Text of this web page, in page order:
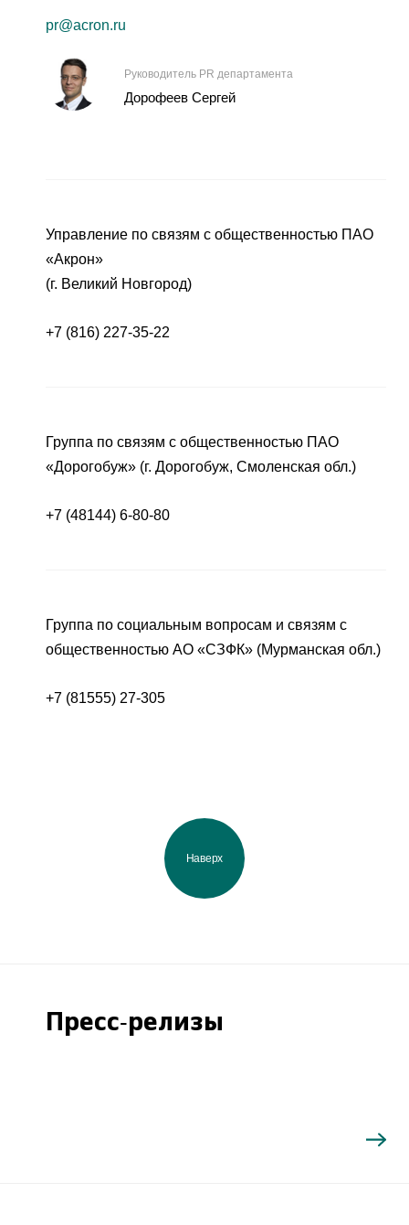
pr@acron.ru
Руководитель PR департамента
Дорофеев Сергей
Управление по связям с общественностью ПАО
«Акрон»
(г. Великий Новгород)
+7 (816) 227-35-22
Группа по связям с общественностью ПАО
«Дорогобуж» (г. Дорогобуж, Смоленская обл.)
+7 (48144) 6-80-80
Группа по социальным вопросам и связям с
общественностью АО «СЗФК» (Мурманская обл.)
+7 (81555) 27-305
Наверх
Пресс-релизы